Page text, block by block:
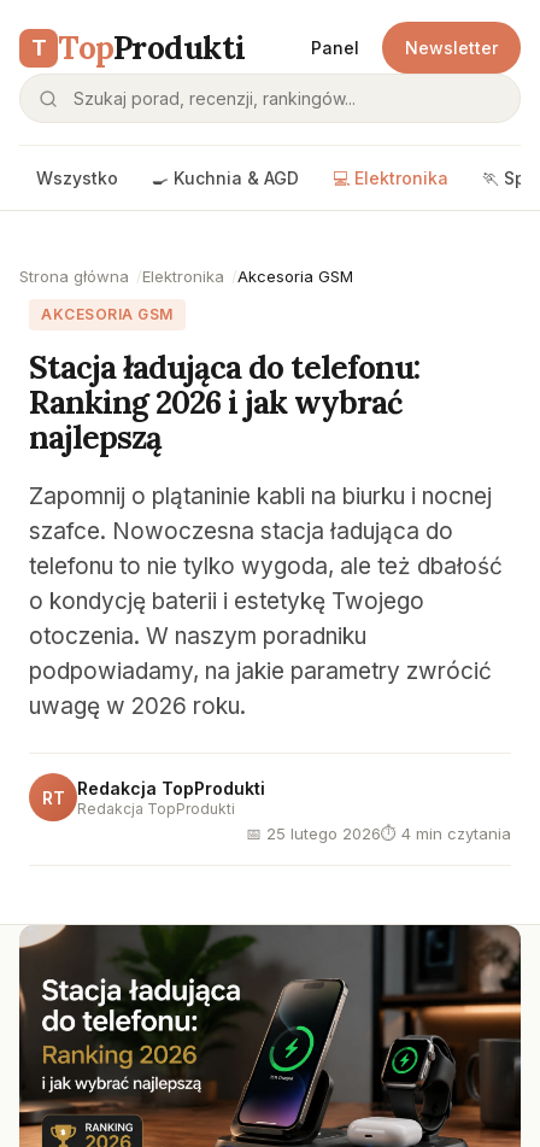
T TopProdukti Panel Newsletter
Wszystko 🍳 Kuchnia & AGD 💻 Elektronika 🏃
Strona główna Elektronika Akcesoria GSM
AKCESORIA GSM
Stacja ładująca do telefonu:
Ranking 2026 i jak wybrać
najlepszą
Zapomnij o plątaninie kabli na biurku i nocnej
szafce. Nowoczesna stacja ładująca do
telefonu to nie tylko wygoda, ale też dbałość
o kondycję baterii i estetykę Twojego
otoczenia. W naszym poradniku
podpowiadamy, na jakie parametry zwrócić
uwagę w 2026 roku.
RT Redakcja TopProdukti
Redakcja TopProdukti
📅 25 lutego 2026⏱ 4 min czytania